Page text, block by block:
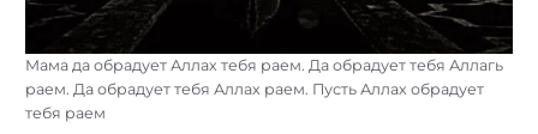
Мама да обрадует Аллах тебя раем. Да обрадует тебя Аллагь
раем. Да обрадует тебя Аллах раем. Пусть Аллах обрадует
тебя раем